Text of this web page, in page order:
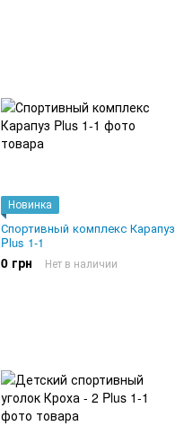
Новинка
Спортивный комплекс Карапуз
Plus 1-1
0 грн Нет в наличии